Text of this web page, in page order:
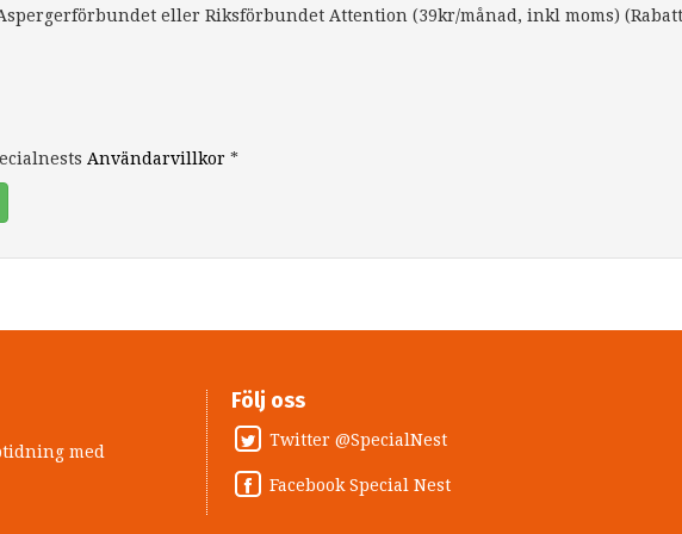
eller Riksförbundet Attention (39kr/månad, inkl moms)
Användarvillkor *
med
Följ oss
Twitter @SpecialNest
Facebook Special Nest